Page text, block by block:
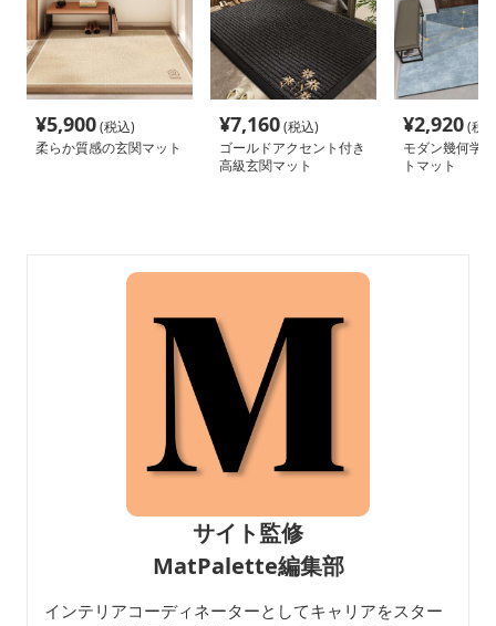
¥5,900(税込)
柔らか質感の玄関マット
¥7,160(税込)
ゴールドアクセント付き
高級玄関マット
¥2,920(税
モダン幾何学
トマット
サイト監修
MatPalette編集部
インテリアコーディネーターとしてキャリアをスター